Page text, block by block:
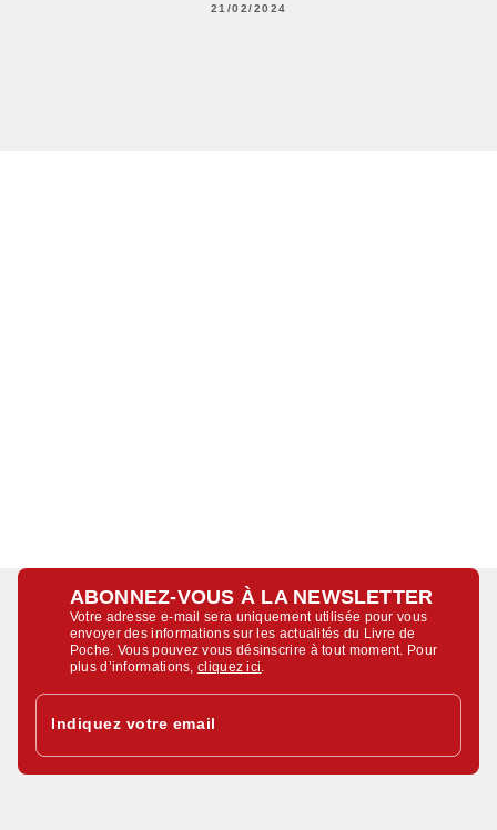
21/02/2024
ABONNEZ-VOUS À LA NEWSLETTER
Votre adresse e-mail sera uniquement utilisée pour vous
envoyer des informations sur les actualités du Livre de
Poche. Vous pouvez vous désinscrire à tout moment. Pour
plus d’informations,cliquez ici
Indiquez votre email